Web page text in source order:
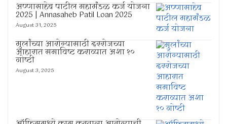
अण्णासाहेब पाटील महामंडळ कर्ज योजना
2025 | Annasaheb Patil Loan 2025
August 31, 2025
मुलांच्या आरोग्यासाठी दररोजच्या
आहारात समाविष्ट कराव्यात अशा १०
गोष्टी
August 3, 2025